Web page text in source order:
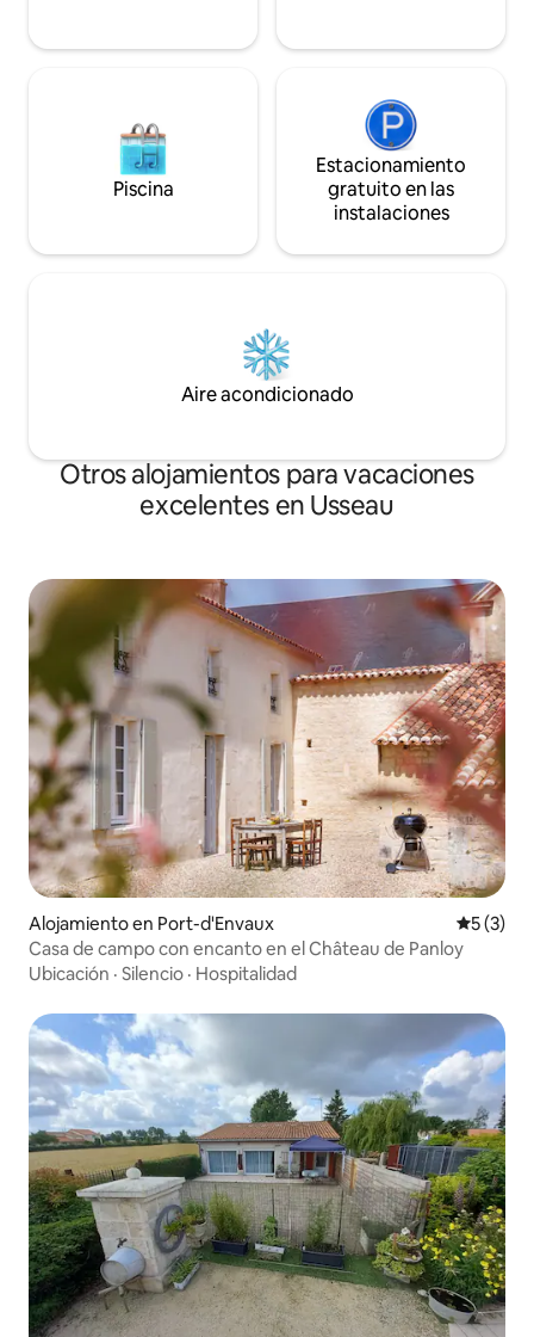
Piscina
Estacionamiento
gratuito en las
instalaciones
Aire acondicionado
Otros alojamientos para vacaciones
excelentes en Usseau
Alojamiento en Port-d'Envaux
5 (3)
Casa de campo con encanto en el Château de Panloy
Ubicación · Silencio · Hospitalidad